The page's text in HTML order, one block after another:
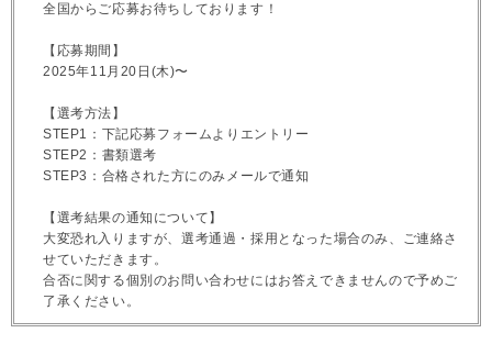
全国からご応募お待ちしております！
【応募期間】
2025年11月20日(木)〜
【選考方法】
STEP1：下記応募フォームよりエントリー
STEP2：書類選考
STEP3：合格された方にのみメールで通知
【選考結果の通知について】
大変恐れ入りますが、選考通過・採用となった場合のみ、ご連絡さ
せていただきます。
合否に関する個別のお問い合わせにはお答えできませんので予めご
了承ください。